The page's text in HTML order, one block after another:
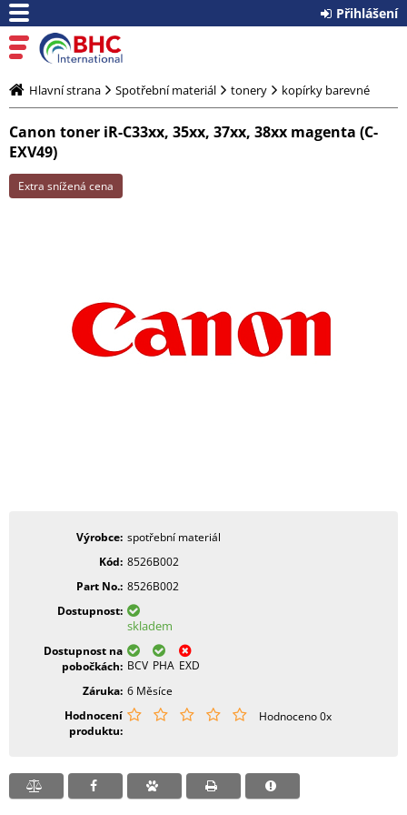
Přihlášení
Hlavní strana Spotřební materiál tonery kopírky barevné
Canon toner iR-C33xx, 35xx, 37xx, 38xx magenta (C-
EXV49)
Extra snížená cena
Výrobce spotřební materiál
Kód 8526B002
Part No. 8526B002
Dostupnost
skladem
Dostupnost na
pobočkách BCV PHA EXD
Záruka 6 Měsíce
Hodnocení
produktu
Hodnoceno 0x